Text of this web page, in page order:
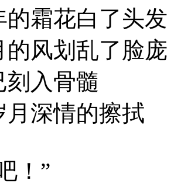
的霜花白了头发
的风划乱了脸庞
刻入骨髓
月深情的擦拭
！”